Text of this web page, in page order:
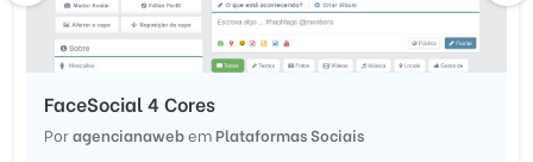
FaceSocial 4 Cores
PoragencianawebemPlataformas Sociais